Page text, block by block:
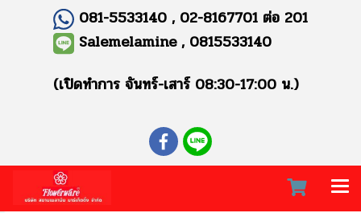
081-5533140 , 02-8167701 ต่อ 201
Salemelamine , 0815533140
(เปิดทำการ จันทร์-เสาร์ 08:30-17:00 น.)